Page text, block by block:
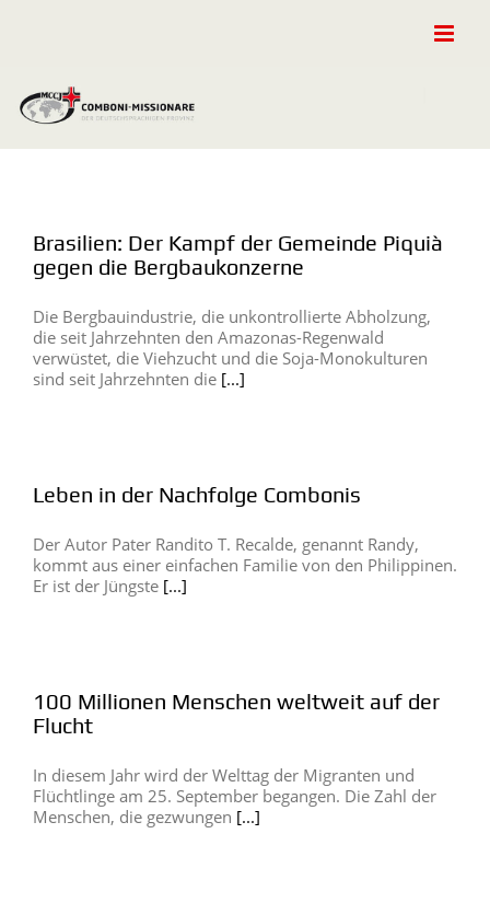
Brasilien: Der Kampf der Gemeinde Piquià
gegen die Bergbaukonzerne
Die Bergbauindustrie, die unkontrollierte Abholzung,
die seit Jahrzehnten den Amazonas-Regenwald
verwüstet, die Viehzucht und die Soja-Monokulturen
sind seit Jahrzehnten die [...]
Leben in der Nachfolge Combonis
Der Autor Pater Randito T. Recalde, genannt Randy,
kommt aus einer einfachen Familie von den Philippinen.
Er ist der Jüngste [...]
100 Millionen Menschen weltweit auf der
Flucht
In diesem Jahr wird der Welttag der Migranten und
Flüchtlinge am 25. September begangen. Die Zahl der
Menschen, die gezwungen [...]